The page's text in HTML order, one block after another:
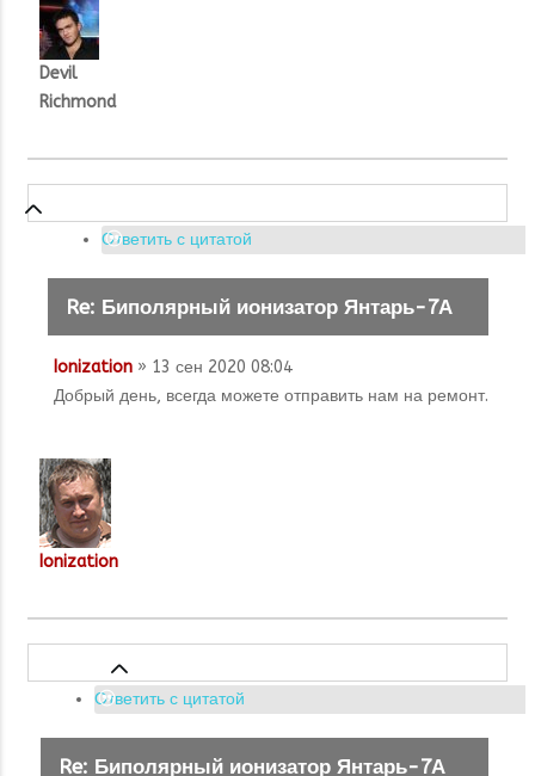
Devil
Richmond
Ответить с цитатой
Re: Биполярный ионизатор Янтарь-7А
Ionization » 13 сен 2020 08:04
Добрый день, всегда можете отправить нам на ремонт.
Ionization
Ответить с цитатой
Re: Биполярный ионизатор Янтарь-7А